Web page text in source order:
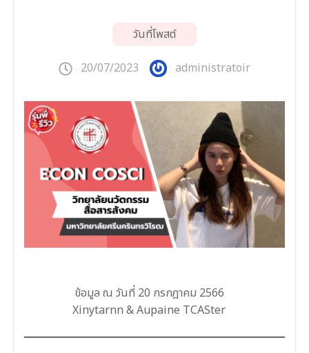
วันที่โพสต์
20/07/2023 administratoir
ข้อมูล ณ วันที่ 20 กรกฎาคม 2566
Xinytarnn & Aupaine TCASter